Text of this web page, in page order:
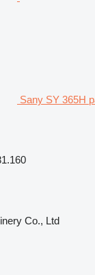
Sany SY 365H
Co., Ltd